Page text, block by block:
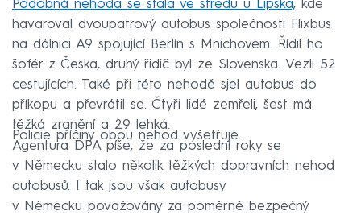
Podobná nehoda se stala ve středu u Lipska, kde
havaroval dvoupatrový autobus společnosti Flixbus
na dálnici A9 spojující Berlín s Mnichovem. Řídil ho
šofér z Česka, druhý řidič byl ze Slovenska. Vezli 52
cestujících. Také při této nehodě sjel autobus do
příkopu a převrátil se. Čtyři lidé zemřeli, šest má
těžká zranění a 29 lehká.
Policie příčiny obou nehod vyšetřuje.
Agentura DPA píše, že za poslední roky se
v Německu stalo několik těžkých dopravních nehod
autobusů. I tak jsou však autobusy
v Německu považovány za poměrně bezpečný